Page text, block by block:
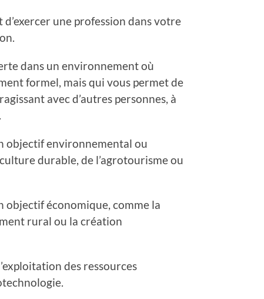
une profession dans votre
dans un environnement où
formel, mais qui vous permet de
avec d’autres personnes, à
objectif environnemental ou
durable, de l’agrotourisme ou
économique, comme la
rural ou la création
des ressources